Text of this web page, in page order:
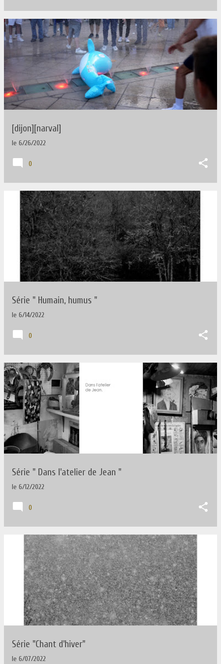
[dijon][narval]
le 6/26/2022
0
Série " Humain, humus "
le 6/14/2022
0
Série " Dans l'atelier de Jean "
le 6/12/2022
0
Série "Chant d'hiver"
le 6/07/2022